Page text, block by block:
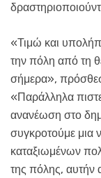
«Τιμώ και
την πόλη από τη
σήμερα»,
«Παράλληλα
ανανέωση στο
συγκροτούμε μια
καταξιωμένων
της πόλης, αυτήν